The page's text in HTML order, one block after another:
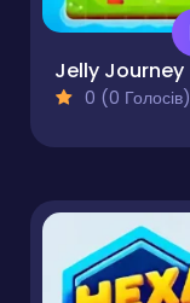
Jelly Journey
0 (0 Голосів)